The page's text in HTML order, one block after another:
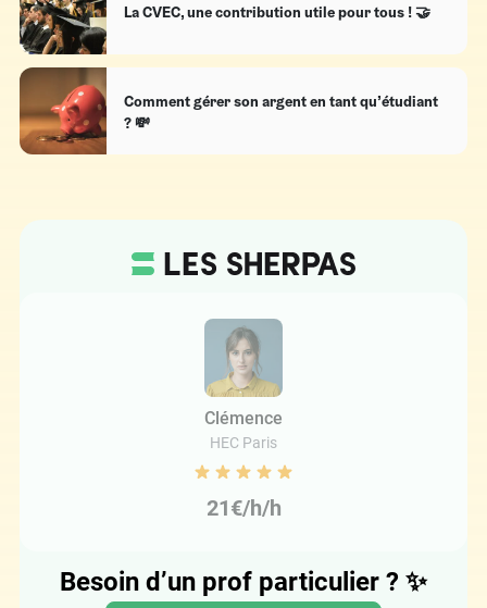
La CVEC, une contribution utile pour tous ! 🤝​
Comment gérer son argent en tant qu’étudiant
? 💸
Clémence
HEC Paris
21€/h/h
Besoin d’un prof particulier ? ✨